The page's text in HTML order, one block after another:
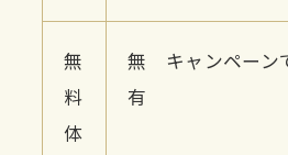
無
料
体
無 キャンペーン
有